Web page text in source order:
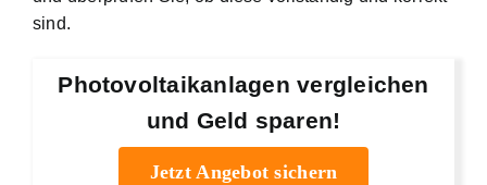
sind.
Photovoltaikanlagen vergleichen
und Geld sparen!
Jetzt Angebot sichern